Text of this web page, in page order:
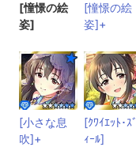
[憧憬の絵
姿]
[憧憬の絵
姿]+
[小さな息
吹]+
[ｸﾜｲｴｯﾄ･ｽﾞ
ｨｰﾙ]